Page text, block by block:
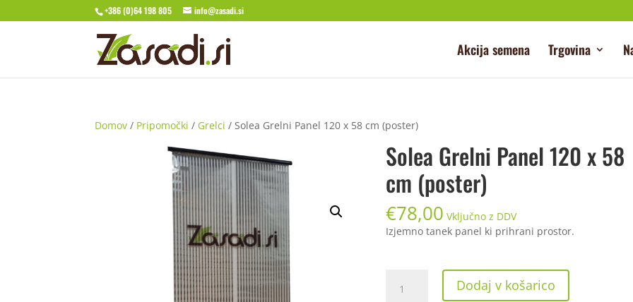
+386 (0)64 198 805 info@zasadi.si
Akcija semena Trgovina
Domov / Pripomočki / Grelci / Solea Grelni Panel 120 x 58 cm (poster)
Solea Grelni Panel 120 x 58
cm (poster)
€78,00 Vključno z DDV
Izjemno tanek panel ki prihrani prostor.
Grelni
Dodaj v košarico